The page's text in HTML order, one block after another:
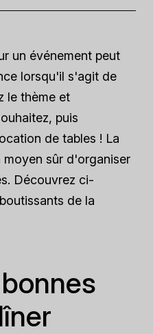
un événement peut
lorsqu'il s'agit de
le thème et
puis
de tables ! La
sûr d'organiser
Découvrez ci-
de la